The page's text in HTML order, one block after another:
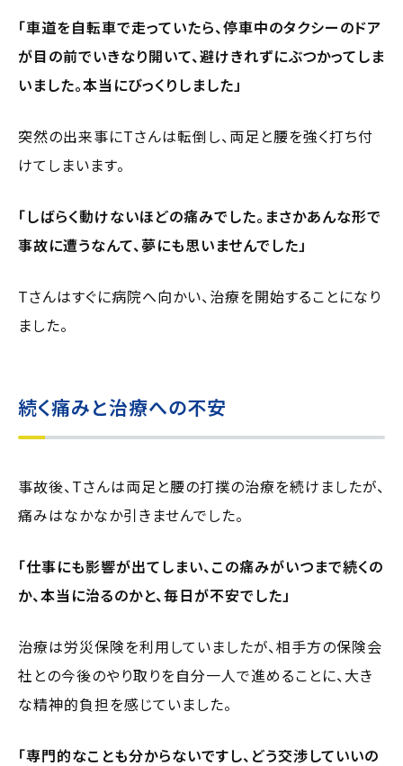
「車道を自転車で走っていたら、停車中のタクシーのドア
が目の前でいきなり開いて、避けきれずにぶつかってしま
いました。本当にびっくりしました」
突然の出来事にTさんは転倒し、両足と腰を強く打ち付
けてしまいます。
「しばらく動けないほどの痛みでした。まさかあんな形で
事故に遭うなんて、夢にも思いませんでした」
Tさんはすぐに病院へ向かい、治療を開始することになり
ました。
続く痛みと治療への不安
事故後、Tさんは両足と腰の打撲の治療を続けましたが、
痛みはなかなか引きませんでした。
「仕事にも影響が出てしまい、この痛みがいつまで続くの
か、本当に治るのかと、毎日が不安でした」
治療は労災保険を利用していましたが、相手方の保険会
社との今後のやり取りを自分一人で進めることに、大き
な精神的負担を感じていました。
「専門的なことも分からないですし、どう交渉していいの